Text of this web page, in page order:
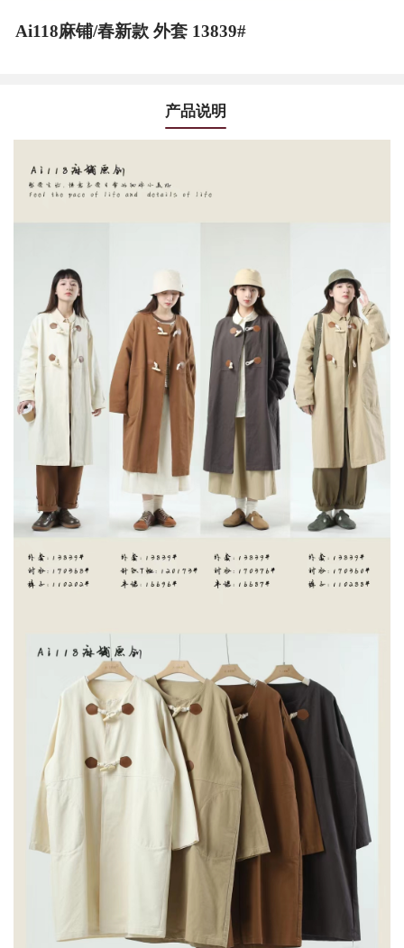
Ai118麻铺/春新款 外套 13839#
产品说明